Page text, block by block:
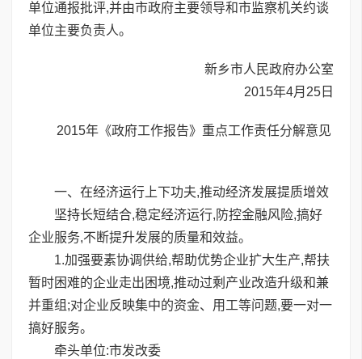
单位通报批评,并由市政府主要领导和市监察机关约谈
单位主要负责人。
新乡市人民政府办公室
2015年4月25日
2015年《政府工作报告》重点工作责任分解意见
一、在经济运行上下功夫,推动经济发展提质增效
坚持长短结合,稳定经济运行,防控金融风险,搞好
企业服务,不断提升发展的质量和效益。
1.加强要素协调供给,帮助优势企业扩大生产,帮扶
暂时困难的企业走出困境,推动过剩产业改造升级和兼
并重组;对企业反映集中的资金、用工等问题,要一对一
搞好服务。
牵头单位:市发改委